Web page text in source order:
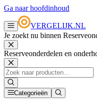
Ga naar hoofdinhoud
VERGELIJK.NL
Je zoekt nu binnen
Reserveonderdelen en
Categorieën